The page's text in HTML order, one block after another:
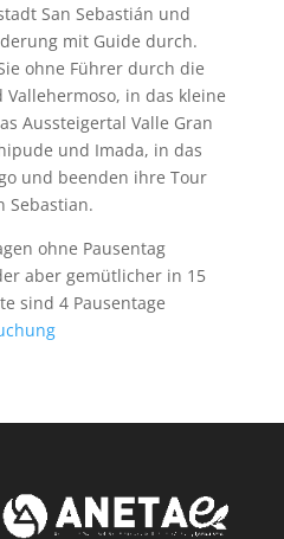
San Sebastián und
mit Guide durch.
ohne Führer durch die
in das kleine
Aussteigertal Valle Gran
und Imada, in das
und beenden ihre Tour
Sebastian.
ohne Pausentag
aber gemütlicher in 15
sind 4 Pausentage